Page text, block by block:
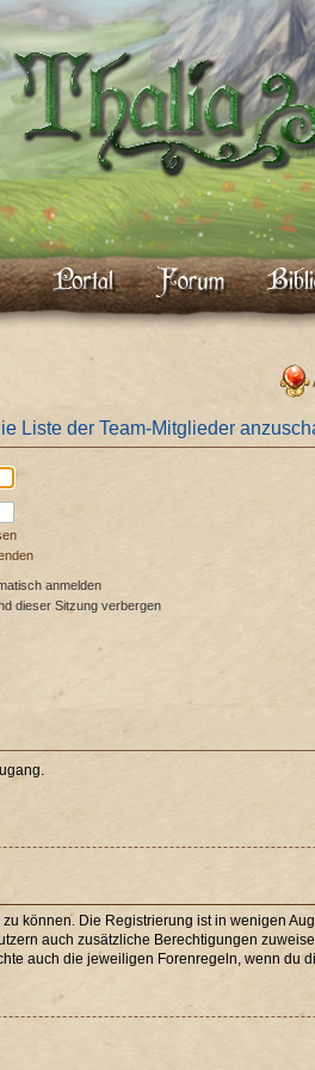
Liste der Team-Mitglieder
anmelden
dieser Sitzung verbergen
können. Die Registrierung ist in wenigen
auch zusätzliche Berechtigungen
auch die jeweiligen Forenregeln, wenn du